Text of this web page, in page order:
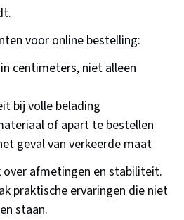
voor online bestelling:
centimeters, niet alleen
bij volle belading
of apart te bestellen
geval van verkeerde maat
over afmetingen en stabiliteit.
praktische ervaringen die niet
staan.